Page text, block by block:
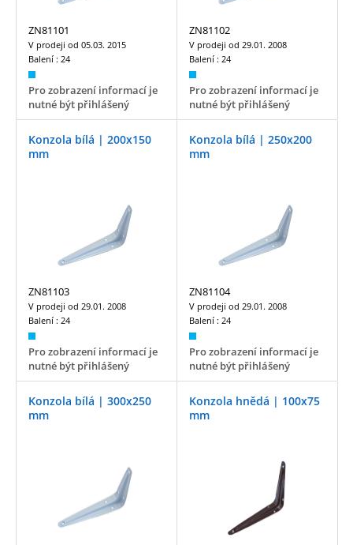
ZN81101
V prodeji od 05.03. 2015
Balení : 24
Pro zobrazení informací je
nutné být přihlášený
ZN81102
V prodeji od 29.01. 2008
Balení : 24
Pro zobrazení informací je
nutné být přihlášený
Konzola bílá | 200x150
mm
ZN81103
V prodeji od 29.01. 2008
Balení : 24
Pro zobrazení informací je
nutné být přihlášený
Konzola bílá | 250x200
mm
ZN81104
V prodeji od 29.01. 2008
Balení : 24
Pro zobrazení informací je
nutné být přihlášený
Konzola bílá | 300x250
mm
Konzola hnědá | 100x75
mm